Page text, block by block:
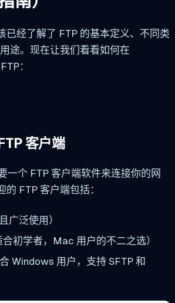
已经了解了 FTP 的基本定义、不同类
途。现在让我们看看如何在
：
客户端
一个 FTP 客户端软件来连接你的网
FTP 客户端包括：
广泛使用）
合初学者，Mac 用户的不二之选）
Windows 用户，支持 SFTP 和